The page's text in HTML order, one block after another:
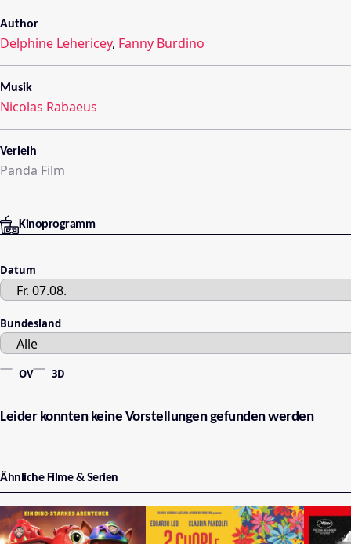
Author
Delphine Lehericey, Fanny Burdino
Musik
Nicolas Rabaeus
Verleih
Panda Film
Kinoprogramm
Datum
Bundesland
OV 3D
Leider konnten keine Vorstellungen gefunden werden
Ähnliche Filme & Serien